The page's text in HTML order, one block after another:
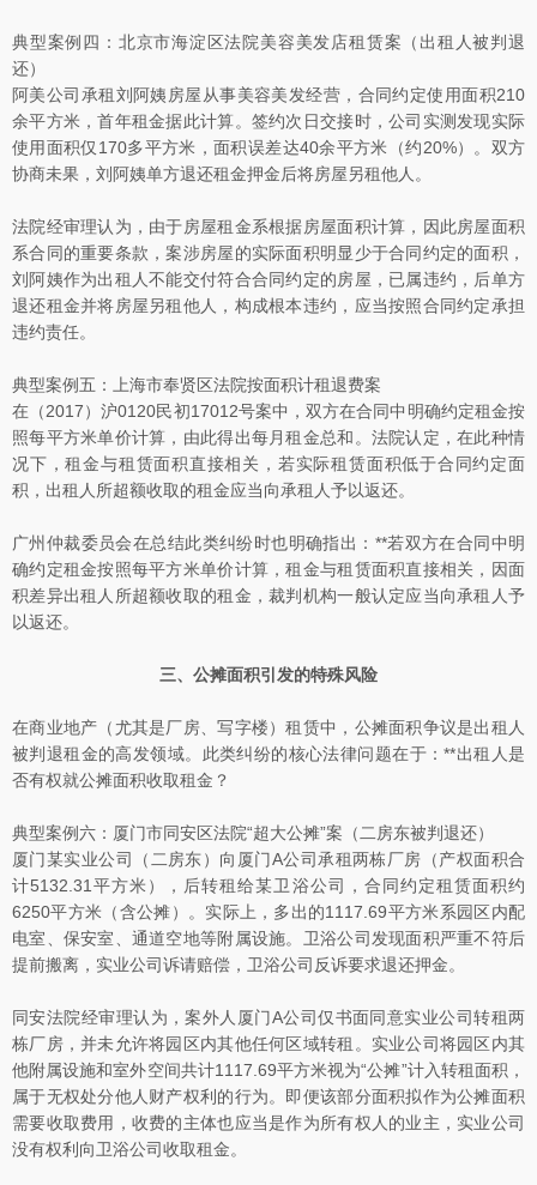
典型案例四：北京市海淀区法院美容美发店租赁案（出租人被判退
还）
阿美公司承租刘阿姨房屋从事美容美发经营，合同约定使用面积210
余平方米，首年租金据此计算。签约次日交接时，公司实测发现实际
使用面积仅170多平方米，面积误差达40余平方米（约20%）。双方
协商未果，刘阿姨单方退还租金押金后将房屋另租他人。
法院经审理认为，由于房屋租金系根据房屋面积计算，因此房屋面积
系合同的重要条款，案涉房屋的实际面积明显少于合同约定的面积，
刘阿姨作为出租人不能交付符合合同约定的房屋，已属违约，后单方
退还租金并将房屋另租他人，构成根本违约，应当按照合同约定承担
违约责任。
典型案例五：上海市奉贤区法院按面积计租退费案
在（2017）沪0120民初17012号案中，双方在合同中明确约定租金按
照每平方米单价计算，由此得出每月租金总和。法院认定，在此种情
况下，租金与租赁面积直接相关，若实际租赁面积低于合同约定面
积，出租人所超额收取的租金应当向承租人予以返还。
广州仲裁委员会在总结此类纠纷时也明确指出：**若双方在合同中明
确约定租金按照每平方米单价计算，租金与租赁面积直接相关，因面
积差异出租人所超额收取的租金，裁判机构一般认定应当向承租人予
以返还。
三、公摊面积引发的特殊风险
在商业地产（尤其是厂房、写字楼）租赁中，公摊面积争议是出租人
被判退租金的高发领域。此类纠纷的核心法律问题在于：**出租人是
否有权就公摊面积收取租金？
典型案例六：厦门市同安区法院“超大公摊”案（二房东被判退还）
厦门某实业公司（二房东）向厦门A公司承租两栋厂房（产权面积合
计5132.31平方米），后转租给某卫浴公司，合同约定租赁面积约
6250平方米（含公摊）。实际上，多出的1117.69平方米系园区内配
电室、保安室、通道空地等附属设施。卫浴公司发现面积严重不符后
提前搬离，实业公司诉请赔偿，卫浴公司反诉要求退还押金。
同安法院经审理认为，案外人厦门A公司仅书面同意实业公司转租两
栋厂房，并未允许将园区内其他任何区域转租。实业公司将园区内其
他附属设施和室外空间共计1117.69平方米视为“公摊”计入转租面积，
属于无权处分他人财产权利的行为。即便该部分面积拟作为公摊面积
需要收取费用，收费的主体也应当是作为所有权人的业主，实业公司
没有权利向卫浴公司收取租金。